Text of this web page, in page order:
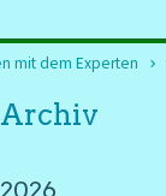
mit dem Experten
Archiv
2026